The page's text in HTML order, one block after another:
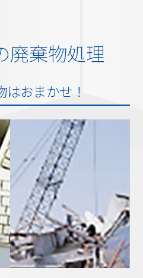
廃棄物処理
おまかせ！